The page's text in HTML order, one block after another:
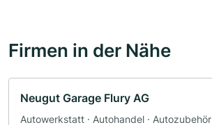
Firmen in der Nähe
Neugut Garage Flury AG
Autowerkstatt · Autohandel · Autozubehör